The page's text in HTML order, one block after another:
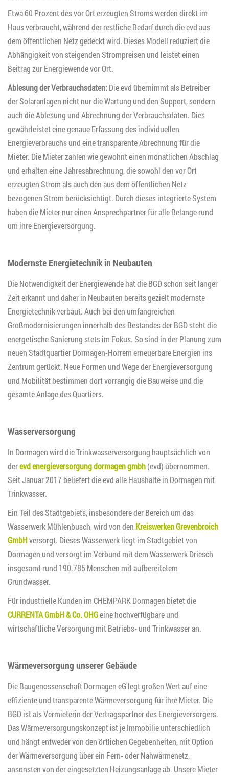
Etwa 60 Prozent des vor Ort erzeugten Stroms werden direkt im
Haus verbraucht, während der restliche Bedarf durch die evd aus
dem öffentlichen Netz gedeckt wird. Dieses Modell reduziert die
Abhängigkeit von steigenden Strompreisen und leistet einen
Beitrag zur Energiewende vor Ort.
Ablesung der Verbrauchsdaten:Die evd übernimmt als Betreiber
der Solaranlagen nicht nur die Wartung und den Support, sondern
auch die Ablesung und Abrechnung der Verbrauchsdaten. Dies
gewährleistet eine genaue Erfassung des individuellen
Energieverbrauchs und eine transparente Abrechnung für die
Mieter. Die Mieter zahlen wie gewohnt einen monatlichen Abschlag
und erhalten eine Jahresabrechnung, die sowohl den vor Ort
erzeugten Strom als auch den aus dem öffentlichen Netz
bezogenen Strom berücksichtigt. Durch dieses integrierte System
haben die Mieter nur einen Ansprechpartner für alle Belange rund
um ihre Energieversorgung.
Modernste Energietechnik in Neubauten
Die Notwendigkeit der Energiewende hat die BGD schon seit langer
Zeit erkannt und daher in Neubauten bereits gezielt modernste
Energietechnik verbaut. Auch bei den umfangreichen
Großmodernisierungen innerhalb des Bestandes der BGD steht die
energetische Sanierung stets im Fokus. So sind in der Planung zum
neuen Stadtquartier Dormagen-Horrem erneuerbare Energien ins
Zentrum gerückt. Neue Formen und Wege der Energieversorgung
und Mobilität bestimmen dort vorrangig die Bauweise und die
gesamte Anlage des Quartiers.
Wasserversorgung
In Dormagen wird die Trinkwasserversorgung hauptsächlich von
derevd energieversorgung dormagen gmbh(evd) übernommen.
Seit Januar 2017 beliefert die evd alle Haushalte in Dormagen mit
Trinkwasser.
Ein Teil des Stadtgebiets, insbesondere der Bereich um das
Wasserwerk Mühlenbusch, wird von den Kreiswerken Grevenbroich
GmbHversorgt. Dieses Wasserwerk liegt im Stadtgebiet von
Dormagen und versorgt im Verbund mit dem Wasserwerk Driesch
insgesamt rund 190.785 Menschen mit aufbereitetem
Grundwasser.
Für industrielle Kunden im CHEMPARK Dormagen bietet die
CURRENTA GmbH & Co. OHGeine hochverfügbare und
wirtschaftliche Versorgung mit Betriebs- und Trinkwasser an.
Wärmeversorgung unserer Gebäude
Die Baugenossenschaft Dormagen eG legt großen Wert auf eine
effiziente und transparente Wärmeversorgung für ihre Mieter. Die
BGD ist als Vermieterin der Vertragspartner des Energieversorgers.
Das Wärmeversorgungskonzept ist je Immobilie unterschiedlich
und hängt entweder von den örtlichen Gegebenheiten, mit Option
der Wärmeversorgung über ein Fern- oder Nahwärmenetz,
ansonsten von der eingesetzten Heizungsanlage ab. Unsere Mieter